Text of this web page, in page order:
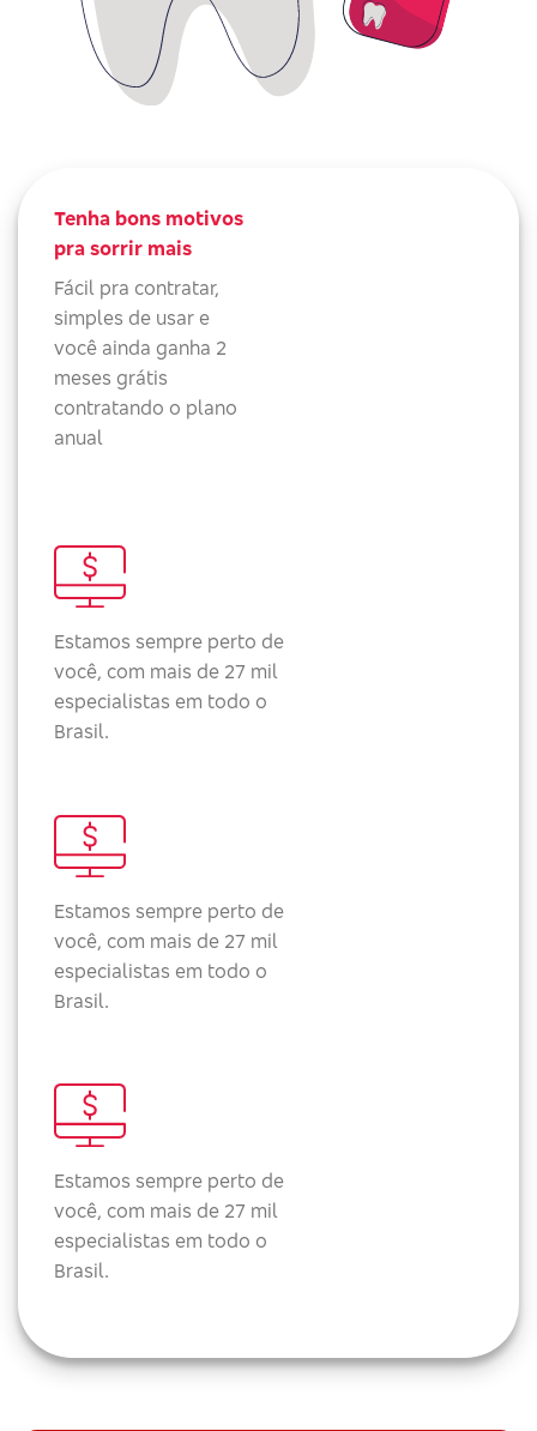
Tenha bons motivos
pra sorrir mais
Fácil pra contratar,
simples de usar e
você ainda ganha 2
meses grátis
contratando o plano
anual
Estamos sempre perto de
você, com mais de 27 mil
especialistas em todo o
Brasil.
Estamos sempre perto de
você, com mais de 27 mil
especialistas em todo o
Brasil.
Estamos sempre perto de
você, com mais de 27 mil
especialistas em todo o
Brasil.